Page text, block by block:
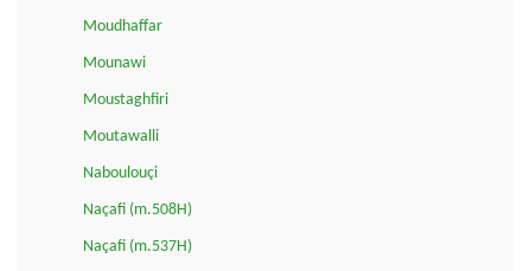
Moudhaffar
Mounawi
Moustaghfiri
Moutawalli
Naboulouçi
Naçafi (m.508H)
Naçafi (m.537H)